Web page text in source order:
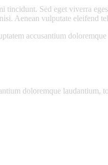
tincidunt. Sed eget viverra
Aenean vulputate eleifend
accusantium
doloremque